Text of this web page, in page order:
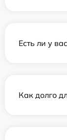
Есть ли у
Как долго